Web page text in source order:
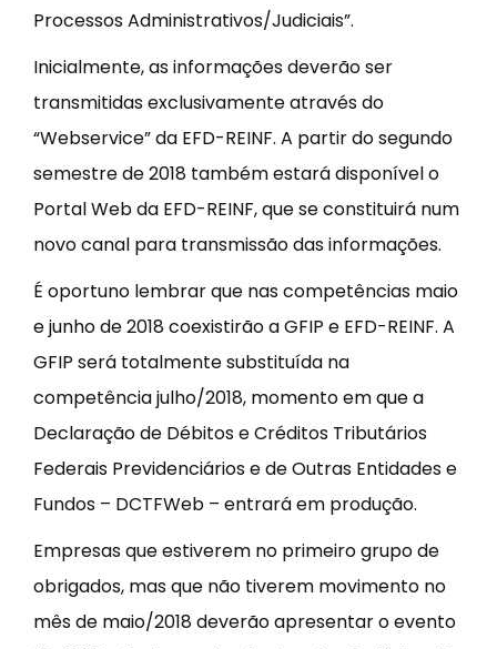
Processos Administrativos/Judiciais”.
Inicialmente, as informações deverão ser
transmitidas exclusivamente através do
“Webservice” da EFD-REINF. A partir do segundo
semestre de 2018 também estará disponível o
Portal Web da EFD-REINF, que se constituirá num
novo canal para transmissão das informações.
É oportuno lembrar que nas competências maio
e junho de 2018 coexistirão a GFIP e EFD-REINF. A
GFIP será totalmente substituída na
competência julho/2018, momento em que a
Declaração de Débitos e Créditos Tributários
Federais Previdenciários e de Outras Entidades e
Fundos – DCTFWeb – entrará em produção.
Empresas que estiverem no primeiro grupo de
obrigados, mas que não tiverem movimento no
mês de maio/2018 deverão apresentar o evento